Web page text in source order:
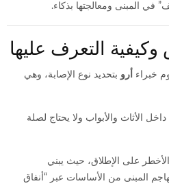
في المبنى ومعالجتها بذكاء.
وكيفية التعرف عليها
خبراء أرو بتحديد نوع الإصابة، وهي
الأثاث والأبواب ولا يحتاج لصلة
على الإطلاق، حيث يبني
المبنى من الأساسات عبر “أنفاق